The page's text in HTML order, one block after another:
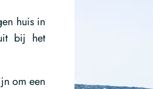
huis in
bij het
om een